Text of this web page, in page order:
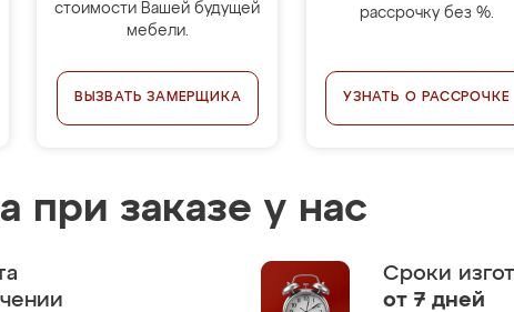
стоимости Вашей будущей
мебели.
ВЫЗВАТЬ ЗАМЕРЩИКА
рассрочку без %.
УЗНАТЬ О РАССРОЧКЕ
при заказе у нас
Сроки
от 7 дней